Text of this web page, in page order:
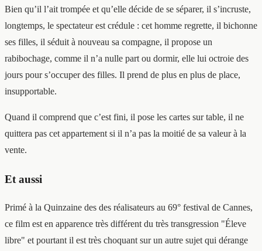
Bien qu’il l’ait trompée et qu’elle décide de se séparer, il s’incruste,
longtemps, le spectateur est crédule : cet homme regrette, il bichonne
ses filles, il séduit à nouveau sa compagne, il propose un
rabibochage, comme il n’a nulle part ou dormir, elle lui octroie des
jours pour s’occuper des filles. Il prend de plus en plus de place,
insupportable.
Quand il comprend que c’est fini, il pose les cartes sur table, il ne
quittera pas cet appartement si il n’a pas la moitié de sa valeur à la
vente.
Et aussi
Primé à la Quinzaine des des réalisateurs au 69° festival de Cannes,
ce film est en apparence très différent du très transgression "Éleve
libre" et pourtant il est très choquant sur un autre sujet qui dérange